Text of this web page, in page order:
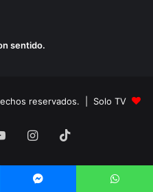
sentido.
reservados. | Solo TV
YouTubeInstagram